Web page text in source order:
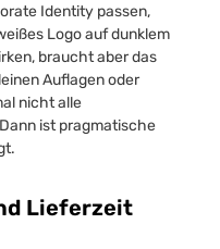
Identity passen,
Logo auf dunklem
braucht aber das
Auflagen oder
nicht alle
ist pragmatische
Lieferzeit